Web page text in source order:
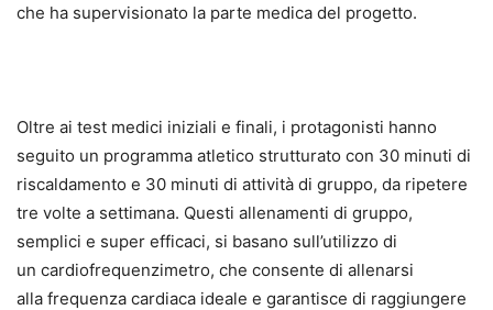
che ha supervisionato la parte medica del progetto.
Oltre ai test medici iniziali e finali, i protagonisti hanno
seguito un programma atletico strutturato con 30 minuti di
riscaldamento e 30 minuti di attività di gruppo, da ripetere
tre volte a settimana. Questi allenamenti di gruppo,
semplici e super efficaci, si basano sull’utilizzo di
un cardiofrequenzimetro, che consente di allenarsi
alla frequenza cardiaca ideale e garantisce di raggiungere